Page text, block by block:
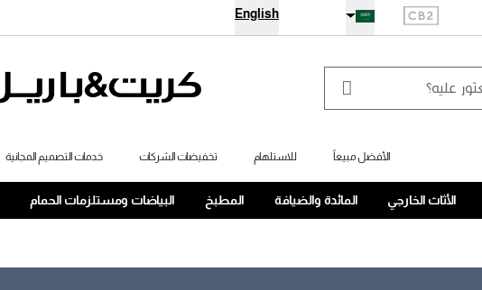
English
الأفضل مبيعاً للاستلهام تخفيضات الشركات خدمات التصميم المجانية
الأثاث الخارجي المائدة والضيافة المطبخ البياضات ومستلزمات الحمام